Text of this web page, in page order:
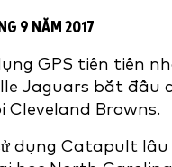
9 NĂM 2017
GPS tiên tiến
Jaguars bắt đầu
Cleveland Browns.
dụng Catapult